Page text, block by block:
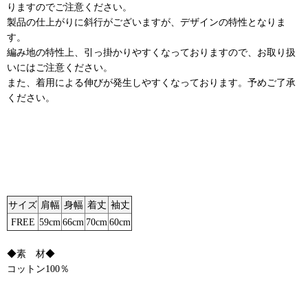
りますのでご注意ください。
製品の仕上がりに斜行がございますが、デザインの特性となりま
す。
編み地の特性上、引っ掛かりやすくなっておりますので、お取り扱
いにはご注意ください。
また、着用による伸びが発生しやすくなっております。予めご了承
ください。
サイズ 肩幅 身幅 着丈 袖丈
FREE 59cm 66cm 70cm 60cm
◆素 材◆
コットン100％